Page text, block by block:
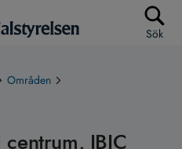
Sök
Områden
IBIC